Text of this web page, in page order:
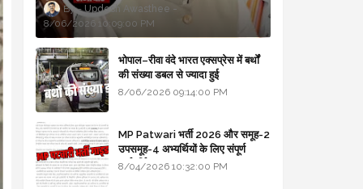
Updesh Awasthee
8/06/2026 10:09:00 PM
भोपाल–रीवा वंदे भारत एक्सप्रेस में बर्थों
की संख्या डबल से ज्यादा हुई
8/06/2026 09:14:00 PM
MP Patwari भर्ती 2026 और समूह-2
उपसमूह-4 अभ्यर्थियों के लिए संपूर्ण
मार्गदर्शिका
8/04/2026 10:32:00 PM